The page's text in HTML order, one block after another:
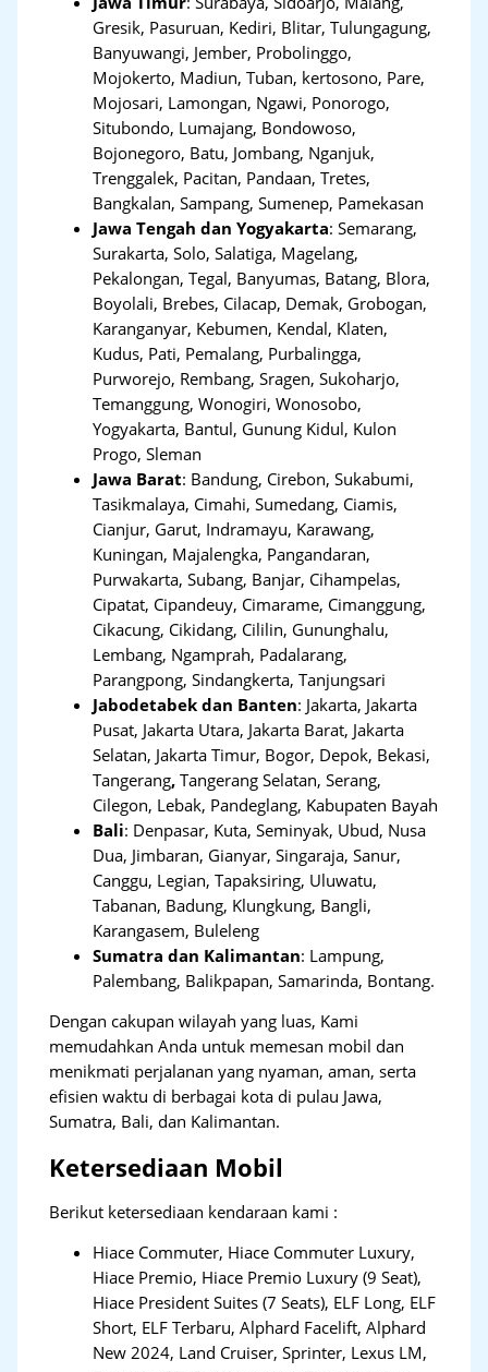
Gresik, Pasuruan, Kediri, Blitar, Tulungagung,
Banyuwangi, Jember, Probolinggo,
Mojokerto, Madiun, Tuban, kertosono, Pare,
Mojosari, Lamongan, Ngawi, Ponorogo,
Situbondo, Lumajang, Bondowoso,
Bojonegoro, Batu, Jombang, Nganjuk,
Trenggalek, Pacitan, Pandaan, Tretes,
Bangkalan, Sampang, Sumenep, Pamekasan
Jawa Tengah dan Yogyakarta:Semarang,
Surakarta, Solo, Salatiga, Magelang,
Pekalongan, Tegal, Banyumas, Batang, Blora,
Boyolali, Brebes, Cilacap, Demak, Grobogan,
Karanganyar, Kebumen, Kendal, Klaten,
Kudus, Pati, Pemalang, Purbalingga,
Purworejo, Rembang, Sragen, Sukoharjo,
Temanggung, Wonogiri, Wonosobo,
Yogyakarta, Bantul, Gunung Kidul, Kulon
Progo, Sleman
Jawa Barat: Bandung, Cirebon, Sukabumi,
Tasikmalaya, Cimahi, Sumedang, Ciamis,
Cianjur, Garut, Indramayu, Karawang,
Kuningan, Majalengka, Pangandaran,
Purwakarta, Subang, Banjar, Cihampelas,
Cipatat, Cipandeuy, Cimarame, Cimanggung,
Cikacung, Cikidang, Cililin, Gununghalu,
Lembang, Ngamprah, Padalarang,
Parangpong, Sindangkerta, Tanjungsari
Jabodetabek dan Banten: Jakarta, Jakarta
Pusat, Jakarta Utara, Jakarta Barat, Jakarta
Selatan, Jakarta Timur, Bogor, Depok, Bekasi,
Tangerang,Tangerang Selatan, Serang,
Cilegon, Lebak, Pandeglang, Kabupaten Bayah
Bali: Denpasar, Kuta, Seminyak, Ubud, Nusa
Dua, Jimbaran, Gianyar, Singaraja, Sanur,
Canggu, Legian, Tapaksiring, Uluwatu,
Tabanan, Badung, Klungkung, Bangli,
Karangasem, Buleleng
Sumatra dan Kalimantan: Lampung,
Palembang, Balikpapan, Samarinda, Bontang.
Dengan cakupan wilayah yang luas, Kami
memudahkan Anda untuk memesan mobil dan
menikmati perjalanan yang nyaman, aman, serta
efisien waktu di berbagai kota di pulau Jawa,
Sumatra, Bali, dan Kalimantan.
Ketersediaan Mobil
Berikut ketersediaan kendaraan kami :
Hiace Commuter, Hiace Commuter Luxury,
Hiace Premio, Hiace Premio Luxury (9 Seat),
Hiace President Suites (7 Seats), ELF Long, ELF
Short, ELF Terbaru, Alphard Facelift, Alphard
New 2024, Land Cruiser, Sprinter, Lexus LM,